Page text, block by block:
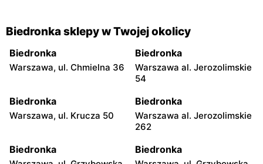
Biedronka sklepy w Twojej okolicy
Biedronka
Warszawa, ul. Chmielna 36
Biedronka
Warszawa al. Jerozolimskie
54
Biedronka
Warszawa, ul. Krucza 50
Biedronka
Warszawa al. Jerozolimskie
262
Biedronka Biedronka